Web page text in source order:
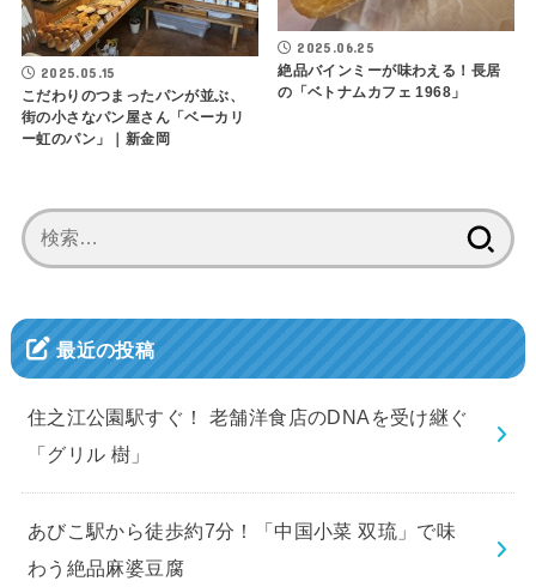
2025.05.15
こだわりのつまったパンが並ぶ、
街の小さなパン屋さん「ベーカリ
ー虹のパン」｜新金岡
2025.06.25
絶品バインミーが味わえる！長居
の「ベトナムカフェ 1968」
索:
最近の投稿
住之江公園駅すぐ！ 老舗洋食店のDNAを受け継ぐ
「グリル 樹」
あびこ駅から徒歩約7分！「中国小菜 双琉」で味
わう絶品麻婆豆腐